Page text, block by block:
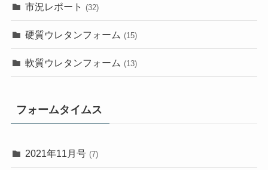
市況レポート (32)
硬質ウレタンフォーム (15)
軟質ウレタンフォーム (13)
フォームタイムス
2021年11月号 (7)